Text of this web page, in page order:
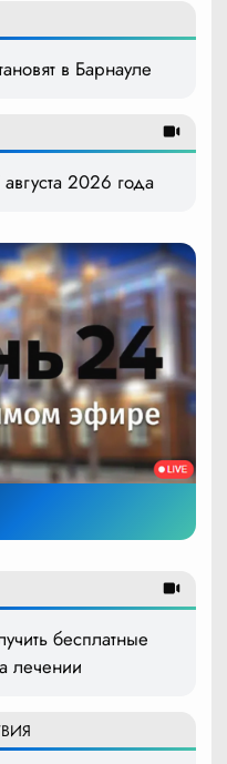
в Барнауле
2026 года
бесплатные
лечении